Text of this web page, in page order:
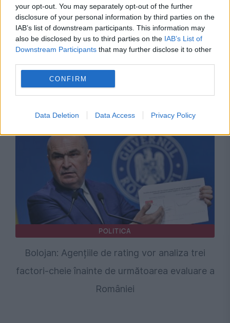
your opt-out. You may separately opt-out of the further
disclosure of your personal information by third parties on the
IAB’s list of downstream participants. This information may
also be disclosed by us to third parties on the IAB’s List of
Downstream Participants that may further disclose it to other
CONFIRM
Data Deletion Data Access Privacy Policy
ECONOMIE
Bolojan, cu ochii pe contor. Cifrele i-au smuls
POLITICA
Bolojan: Agențiile de rating vor analiza trei
factori-cheie înainte de următoarea evaluare a
României